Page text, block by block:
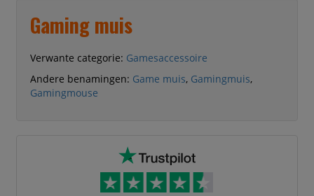
Gaming muis
Verwante categorie: Gamesaccessoire
Andere benamingen: Game muis, Gamingmuis,
Gamingmouse